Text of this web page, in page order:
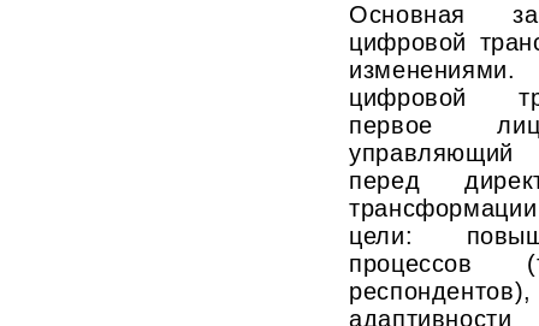
Основная
цифровой
цифровой
первое
перед
цели:
процессов